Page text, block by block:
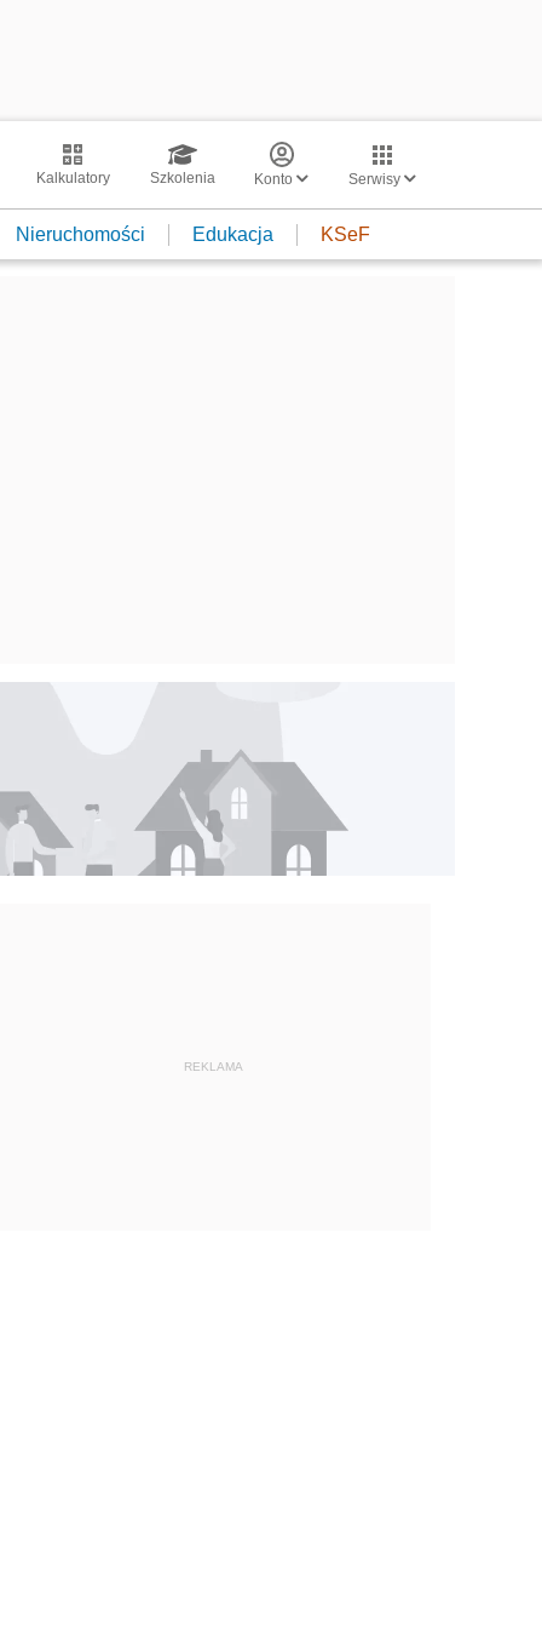
Kalkulatory Szkolenia Konto Serwisy
Nieruchomości Edukacja KSeF
REKLAMA